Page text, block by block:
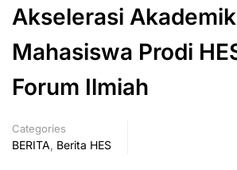
Akselerasi Akademik
Mahasiswa Prodi
Forum Ilmiah
Categories
BERITA, Berita HES